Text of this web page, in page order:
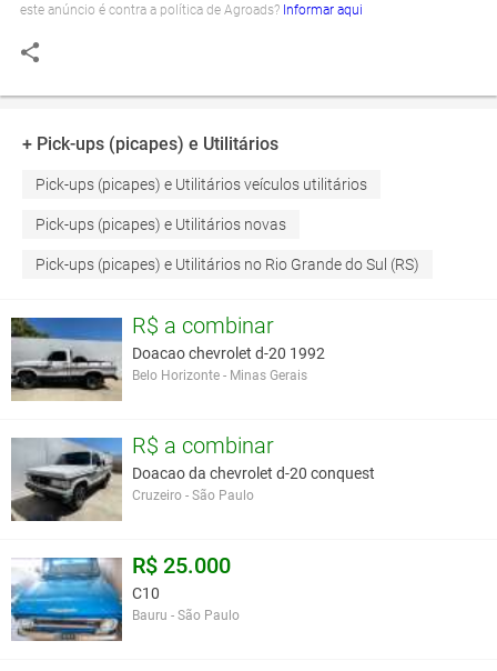
este anúncio é contra a política de Agroads? Informar aqui
+ Pick-ups (picapes) e Utilitários
Pick-ups (picapes) e Utilitários veículos utilitários
Pick-ups (picapes) e Utilitários novas
Pick-ups (picapes) e Utilitários no Rio Grande do Sul (RS)
R$ a combinar
Doacao chevrolet d-20 1992
Belo Horizonte - Minas Gerais
R$ a combinar
Doacao da chevrolet d-20 conquest
Cruzeiro - São Paulo
R$ 25.000
C10
Bauru - São Paulo